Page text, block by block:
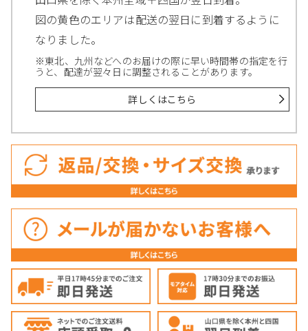
図の黄色のエリアは配送の翌日に到着するように
なりました。
※東北、九州などへのお届けの際に早い時間帯の指定を行
うと、配達が翌々日に調整されることがあります。
詳しくはこちら